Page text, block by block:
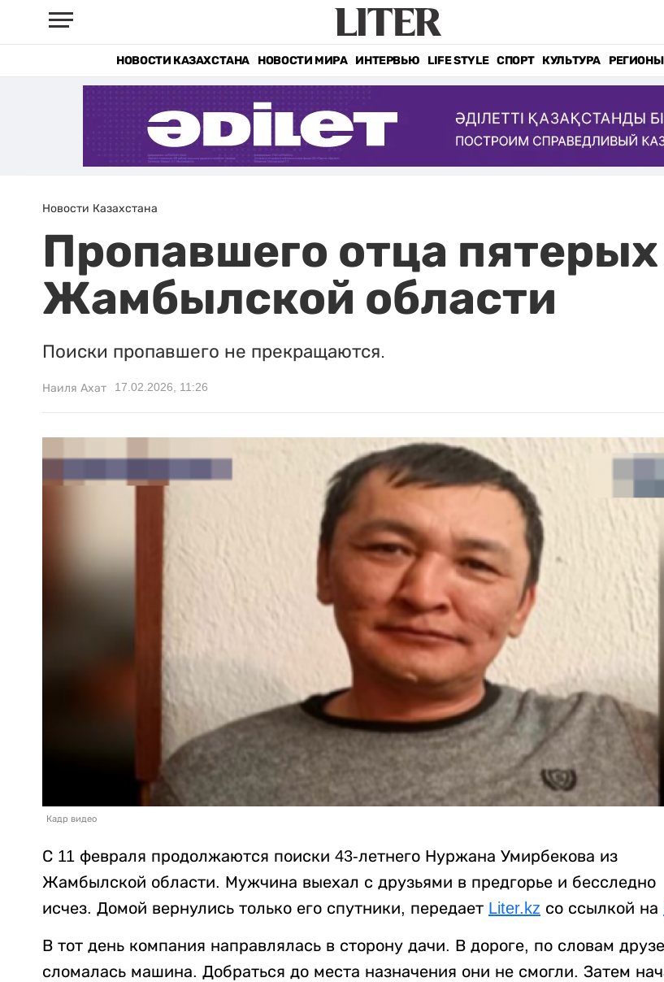
НОВОСТИ КАЗАХСТАНА НОВОСТИ МИРА ИНТЕРВЬЮ LIFE STYLE СПОРТ КУЛЬТУРА РЕГИОНЫ
Новости Казахстана
Пропавшего отца
Жамбылской области
Поиски пропавшего не прекращаются.
Наиля Ахат 17.02.2026, 11:26
Кадр видео
С 11 февраля продолжаются поиски 43-летнего Нуржана Умирбекова из
Жамбылской области. Мужчина выехал с друзьями в предгорье и бесследно
исчез. Домой вернулись только его спутники, передает Liter.kz со ссылкой на
В тот день компания направлялась в сторону дачи. В дороге, по словам
сломалась машина. Добраться до места назначения они не смогли. Затем